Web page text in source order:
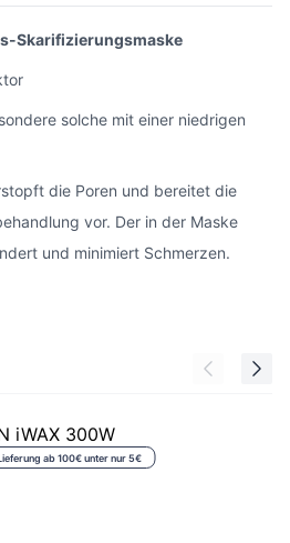
Skarifizierungsmaske
solche mit einer niedrigen
die Poren und bereitet die
vor. Der in der Maske
und minimiert Schmerzen.
ab 100€ unter nur 5€